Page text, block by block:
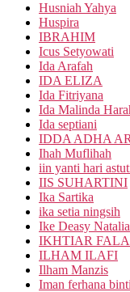
Husniah Yahya
Huspira
IBRAHIM
Icus Setyowati
Ida Arafah
IDA ELIZA
Ida Fitriyana
Ida Malinda
Ida septiani
IDDA ADHA
Ihah Muflihah
iin yanti hari
IIS SUHARTINI
Ika Sartika
ika setia ningsih
Ike Deasy Natalia
IKHTIAR
ILHAM ILAFI
Ilham Manzis
Iman ferhana